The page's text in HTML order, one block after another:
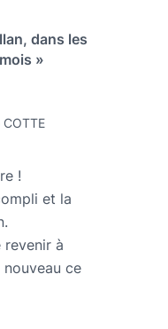
dans les
»
!
et la
revenir à
ce